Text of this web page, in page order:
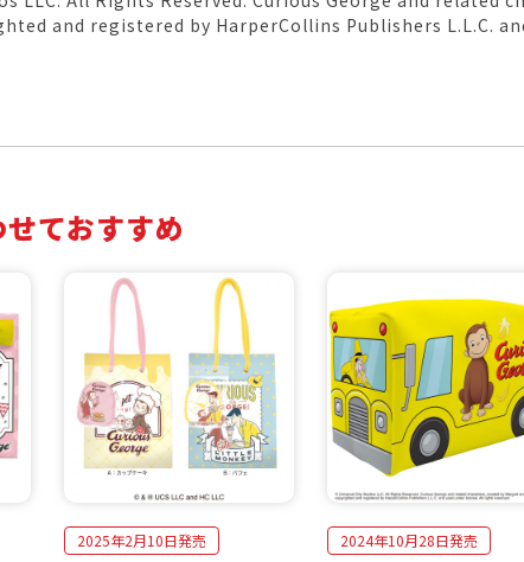
and registered by HarperCollins Publishers L.L.C.
ておすすめ
2025年2月10日発売 2024年10月28日発売